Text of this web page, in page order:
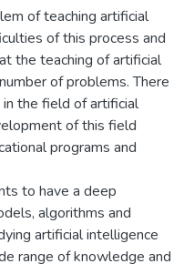
of teaching artificial
of this process and
the teaching of artificial
of problems. There
the field of artificial
of this field
programs and
to have a deep
algorithms and
artificial intelligence
range of knowledge and